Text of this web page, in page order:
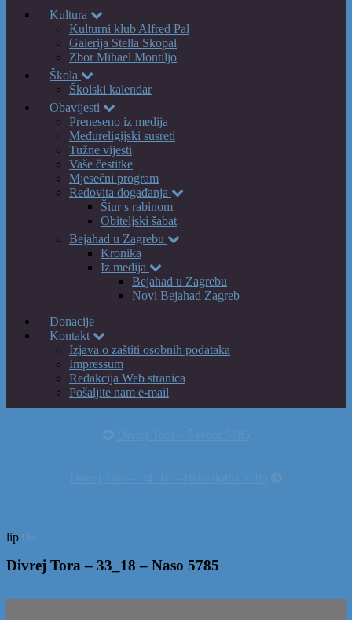
Kultura
Kulturni klub Alfred Pal
Galerija Stella Skopal
Zbor Mihael Montiljo
Škola
Školski kalendar
Obavijesti
Preneseno iz medija
Međureligijski susreti
Tužne vijesti
Vaše čestitke
Mjesečni program
Redovita događanja
Šiur s rabinom
Obiteljski šabat
Bejahad u Zagrebu
Kronika
Iz medija
Bejahad u Zagrebu
Novi Bejahad Zagreb
Donacije
Kontakt
Izjava o zaštiti osobnih podataka
Impressum
Redakcija Web stranica
Pošaljite nam e-mail
lip
Divrej Tora – 33_18 – Naso 5785